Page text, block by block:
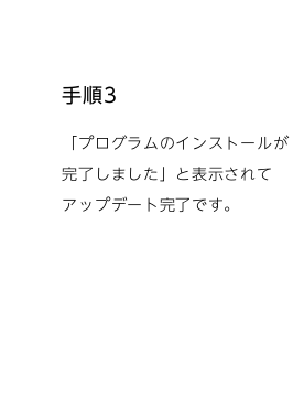
手順3
「プログラムのインストールが
完了しました」と表示されて
アップデート完了です。